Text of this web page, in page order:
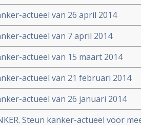
actueel van 26 april 2014
actueel van 7 april 2014
actueel van 15 maart 2014
actueel van 21 februari 2014
actueel van 26 januari 2014
Steun kanker-actueel voor